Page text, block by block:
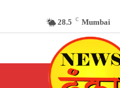
28.5 C Mumbai